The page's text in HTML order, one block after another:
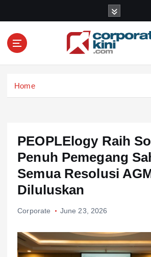
o
Home
PEOPLElogy Raih
Penuh Pemegang
Semua Resolusi
Diluluskan
Corporate June 23, 2026